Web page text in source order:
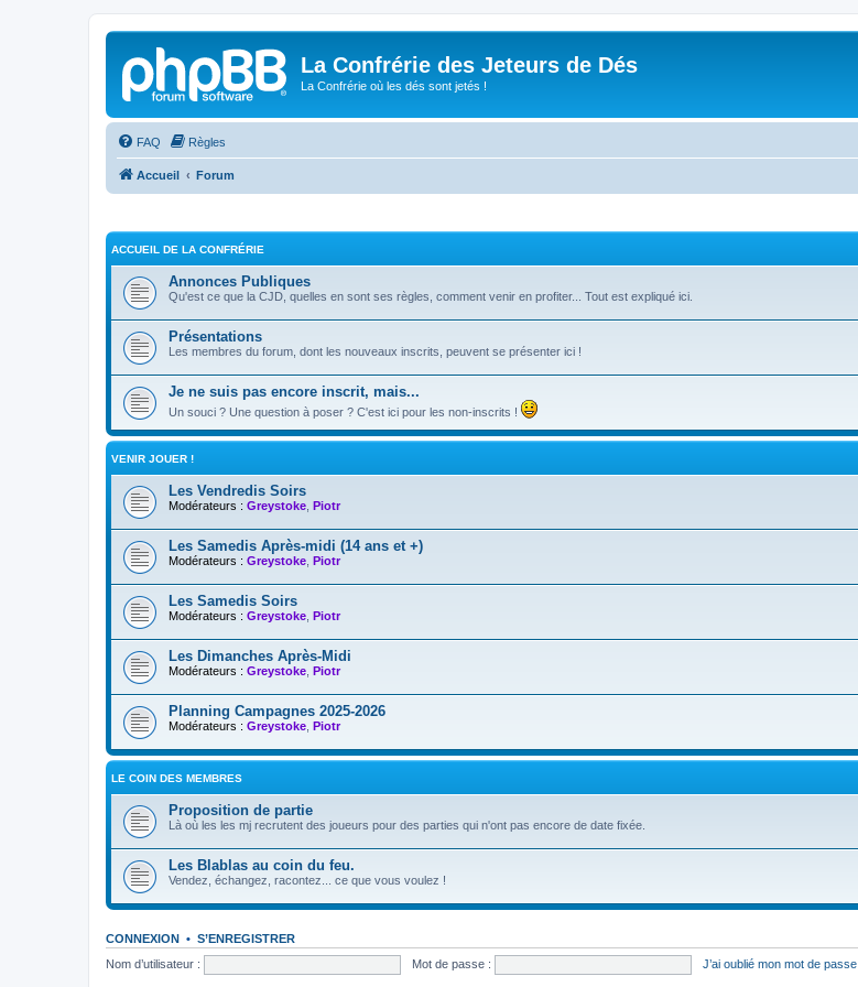
La Confrérie des Jeteurs de Dés
La Confrérie où les dés sont jetés !
FAQ Règles
Accueil Forum
ACCUEIL DE LA CONFRÉRIE
Annonces Publiques
Qu'est ce que la CJD, quelles en sont ses règles, comment venir en profiter... Tout est expliqué ici.
Présentations
Les membres du forum, dont les nouveaux inscrits, peuvent se présenter ici !
Je ne suis pas encore inscrit, mais...
Un souci ? Une question à poser ? C'est ici pour les non-inscrits !
VENIR JOUER !
Les Vendredis Soirs
Modérateurs : Greystoke Piotr
Les Samedis Après-midi (14 ans et +)
Modérateurs : Greystoke Piotr
Les Samedis Soirs
Modérateurs : Greystoke Piotr
Les Dimanches Après-Midi
Modérateurs : Greystoke Piotr
Planning Campagnes 2025-2026
Modérateurs : Greystoke Piotr
LE COIN DES MEMBRES
Proposition de partie
Là où les les mj recrutent des joueurs pour des parties qui n'ont pas encore de date fixée.
Les Blablas au coin du feu.
Vendez, échangez, racontez... ce que vous voulez !
CONNEXION • S’ENREGISTRER
Nom d’utilisateur :
Mot de passe : J’ai oublié mon mot de passe